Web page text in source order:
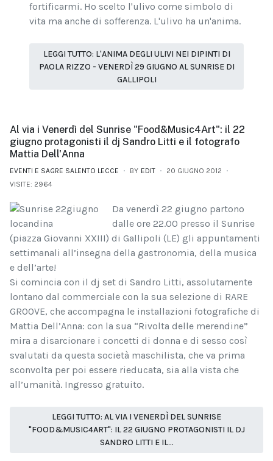
fortificarmi. Ho scelto l'ulivo come simbolo di
vita ma anche di sofferenza. L'ulivo ha un'anima.
LEGGI TUTTO: L'ANIMA DEGLI ULIVI NEI DIPINTI DI
PAOLA RIZZO - VENERDÌ 29 GIUGNO AL SUNRISE DI
GALLIPOLI
Al via i Venerdì del Sunrise "Food&Music4Art": il 22
giugno protagonisti il dj Sandro Litti e il fotografo
Mattia Dell'Anna
EVENTI E SAGRE SALENTO LECCE BY EDIT
20 GIUGNO 2012
VISITE: 2964
Da venerdì 22 giugno partono
dalle ore 22.00 presso il Sunrise
(piazza Giovanni XXIII) di Gallipoli (LE) gli appuntamenti
settimanali all’insegna della gastronomia, della musica
e dell’arte!
Si comincia con il dj set di Sandro Litti, assolutamente
lontano dal commerciale con la sua selezione di RARE
GROOVE, che accompagna le installazioni fotografiche di
Mattia Dell’Anna: con la sua “Rivolta delle merendine”
mira a disarcionare i concetti di donna e di sesso così
svalutati da questa società maschilista, che va prima
sconvolta per poi essere rieducata, sia alla vista che
all’umanità. Ingresso gratuito.
LEGGI TUTTO: AL VIA I VENERDÌ DEL SUNRISE
"FOOD&MUSIC4ART": IL 22 GIUGNO PROTAGONISTI IL DJ
SANDRO LITTI E IL...